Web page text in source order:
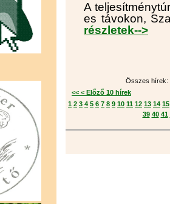
A
es távokon,
részletek-->
Összes hírek:
<< < Előző 10 hírek
1 2 3 4 5 6 7 8 9 10 11 12 13 14 15
39 40 41